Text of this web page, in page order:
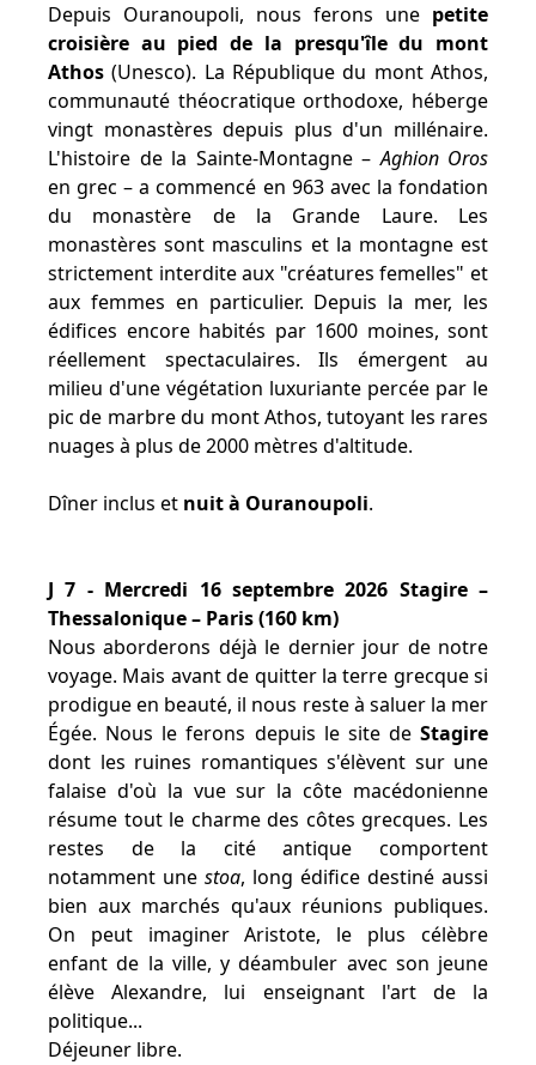
Depuis Ouranoupoli, nous ferons une petite
croisière au pied de la presqu'île du mont
Athos (Unesco). La République du mont Athos,
communauté théocratique orthodoxe, héberge
vingt monastères depuis plus d'un millénaire.
L'histoire de la Sainte-Montagne –Aghion Oros
en grec – a commencé en 963 avec la fondation
du monastère de la Grande Laure. Les
monastères sont masculins et la montagne est
strictement interdite aux "créatures femelles" et
aux femmes en particulier. Depuis la mer, les
édifices encore habités par 1600 moines, sont
réellement spectaculaires. Ils émergent au
milieu d'une végétation luxuriante percée par le
pic de marbre du mont Athos, tutoyant les rares
nuages à plus de 2000 mètres d'altitude.
Dîner inclus et nuit à Ouranoupoli.
J 7 - Mercredi 16 septembre 2026 Stagire –
Thessalonique – Paris (160 km)
Nous aborderons déjà le dernier jour de notre
voyage. Mais avant de quitter la terre grecque si
prodigue en beauté, il nous reste à saluer la mer
Égée. Nous le ferons depuis le site de Stagire
dont les ruines romantiques s'élèvent sur une
falaise d'où la vue sur la côte macédonienne
résume tout le charme des côtes grecques. Les
restes de la cité antique comportent
notamment une stoa, long édifice destiné aussi
bien aux marchés qu'aux réunions publiques.
On peut imaginer Aristote, le plus célèbre
enfant de la ville, y déambuler avec son jeune
élève Alexandre, lui enseignant l'art de la
politique...
Déjeuner libre.